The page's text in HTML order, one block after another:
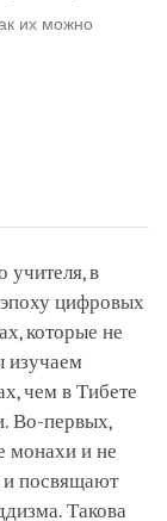
их можно
учителя, в
цифровых
которые не
изучаем
чем в Тибете
Во-первых,
монахи и не
и посвящают
Такова